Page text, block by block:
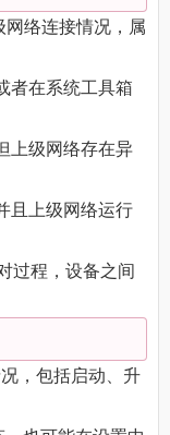
网络连接情况，属
者在系统工具箱
上级网络存在异
且上级网络运行
过程，设备之间
，包括启动、升